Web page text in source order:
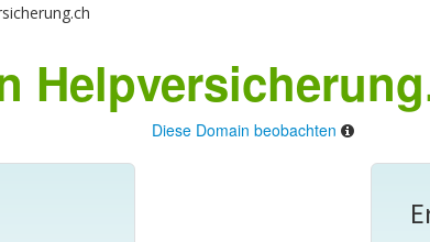
Diese Domain beobachten